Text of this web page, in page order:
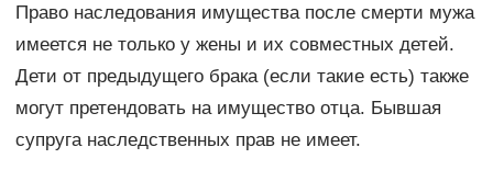
Право наследования имущества после смерти мужа
имеется не только у жены и их совместных детей.
Дети от предыдущего брака (если такие есть) также
могут претендовать на имущество отца. Бывшая
супруга наследственных прав не имеет.